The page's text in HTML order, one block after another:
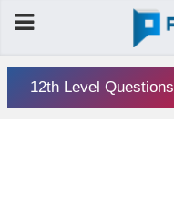
12th Level Questions